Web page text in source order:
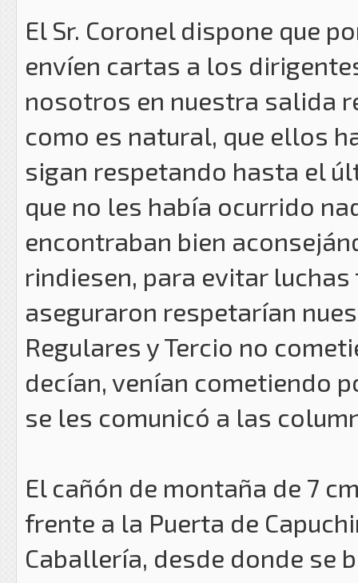
El Sr. Coronel dispone que
envíen cartas a los
nosotros en nuestra salida
como es natural, que ellos
sigan respetando hasta el
que no les había ocurrido
encontraban bien
rindiesen, para evitar
aseguraron respetarían
Regulares y Tercio no
decían, venían cometiendo
se les comunicó a las
El cañón de montaña de 7
frente a la Puerta de
Caballería, desde donde se